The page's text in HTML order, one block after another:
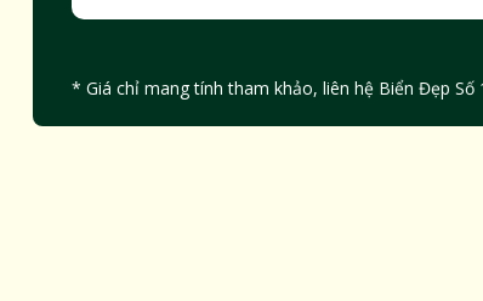
* Giá chỉ mang tính tham khảo, liên hệ Biển Đẹp Số